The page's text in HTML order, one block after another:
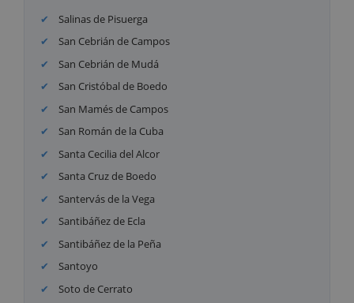
Salinas de Pisuerga
San Cebrián de Campos
San Cebrián de Mudá
San Cristóbal de Boedo
San Mamés de Campos
San Román de la Cuba
Santa Cecilia del Alcor
Santa Cruz de Boedo
Santervás de la Vega
Santibáñez de Ecla
Santibáñez de la Peña
Santoyo
Soto de Cerrato